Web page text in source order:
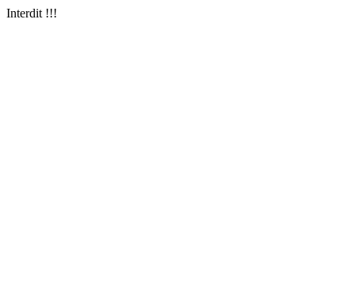
Interdit !!!